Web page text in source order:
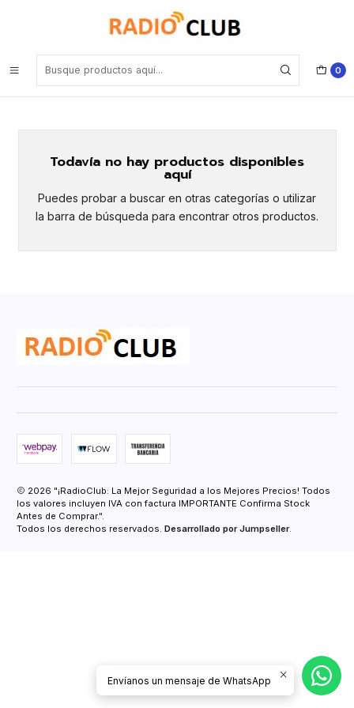
0
de bolsillo
Todavía no hay productos disponibles
aquí
Puedes probar a buscar en otras categorías o utilizar
la barra de búsqueda para encontrar otros productos.
2026 "¡RadioClub: La Mejor Seguridad a los Mejores Precios! Todos
los valores incluyen IVA con factura IMPORTANTE Confirma Stock
Antes de Comprar.".
Todos los derechos reservados. Desarrollado por Jumpseller.
Envíanos un mensaje de WhatsApp